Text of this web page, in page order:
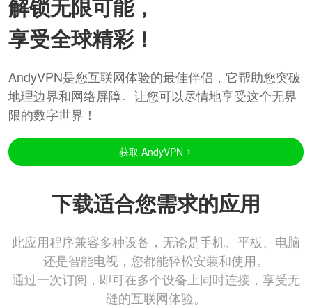
解锁无限可能，
享受全球精彩！
AndyVPN是您互联网体验的最佳伴侣，它帮助您突破
地理边界和网络屏障。让您可以尽情地享受这个无界
限的数字世界！
获取 AndyVPN
下载适合您需求的应用
此应用程序兼容多种设备，无论是手机、平板、电脑
还是智能电视，您都能轻松安装和使用。
通过一次订阅，即可在多个设备上同时连接，享受无
缝的互联网体验。